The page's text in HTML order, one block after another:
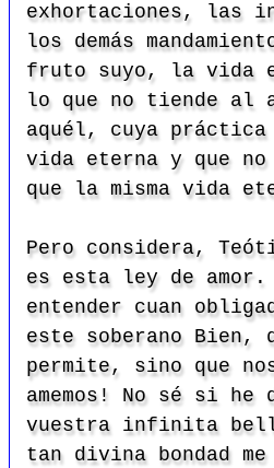
exhortaciones, las
los demás
fruto suyo, la vida
lo que no tiende al
aquél, cuya
vida eterna y que
que la misma vida
Pero considera,
es esta ley de amor.
entender cuan
este soberano Bien,
permite, sino que
amemos! No sé si he
vuestra infinita
tan divina bondad me